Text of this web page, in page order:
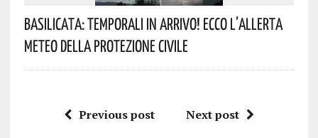
Basilicata: Temporali In Arrivo! Ecco L’allerta
Meteo Della Protezione Civile
Previous post Next post